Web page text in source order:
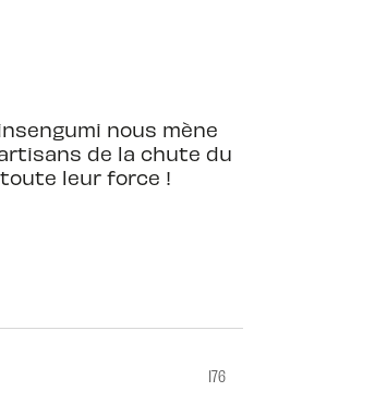
nous mène
de la chute du
toute leur force !
176